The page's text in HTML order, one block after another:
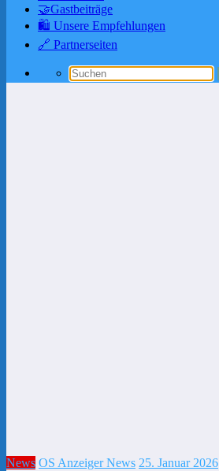
🤝Gastbeiträge
🛍️ Unsere Empfehlungen
🔗 Partnerseiten
News OS Anzeiger News 25. Januar 2026